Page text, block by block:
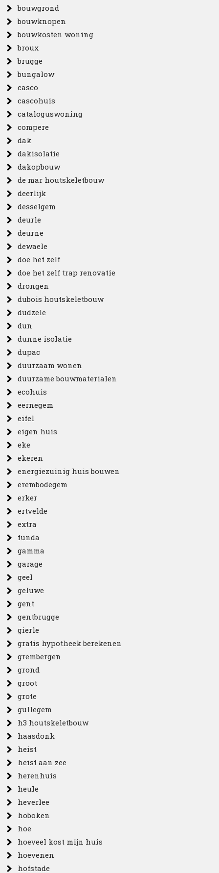
bouwgrond
bouwknopen
bouwkosten woning
broux
brugge
bungalow
casco
cascohuis
cataloguswoning
compere
dak
dakisolatie
dakopbouw
de mar houtskeletbouw
deerlijk
desselgem
deurle
deurne
dewaele
doe het zelf
doe het zelf trap renovatie
drongen
dubois houtskeletbouw
dudzele
dun
dunne isolatie
dupac
duurzaam wonen
duurzame bouwmaterialen
ecohuis
eernegem
eifel
eigen huis
eke
ekeren
energiezuinig huis bouwen
erembodegem
erker
ertvelde
extra
funda
gamma
garage
geel
geluwe
gent
gentbrugge
gierle
gratis hypotheek berekenen
grembergen
grond
groot
grote
gullegem
h3 houtskeletbouw
haasdonk
heist
heist aan zee
herenhuis
heule
heverlee
hoboken
hoe
hoeveel kost mijn huis
hoevenen
hofstade